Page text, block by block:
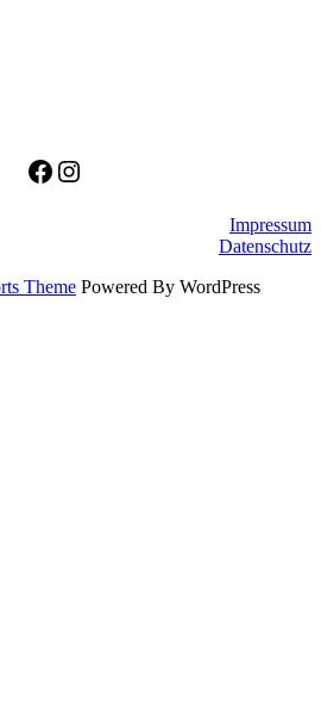
Facebook
Instagram
Impressum
Datenschutz
Theme Powered By WordPress